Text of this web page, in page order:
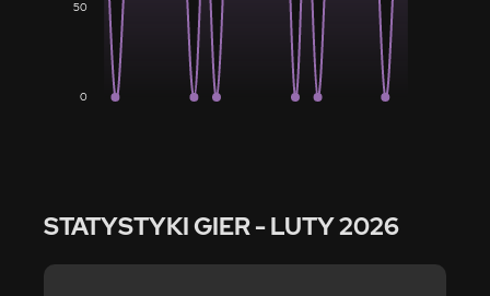
0
50
STATYSTYKI GIER- LUTY 2026